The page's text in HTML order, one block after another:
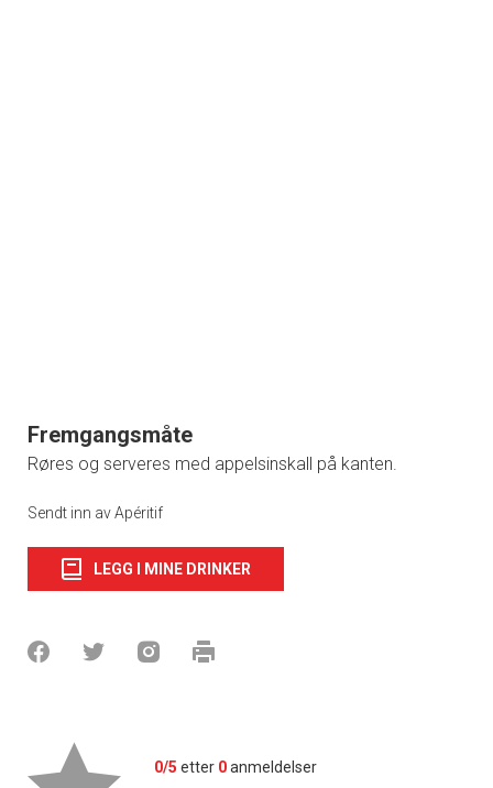
Fremgangsmåte
Røres og serveres med appelsinskall på kanten.
Sendt inn av Apéritif
LEGG I MINE DRINKER
0/5 etter 0anmeldelser